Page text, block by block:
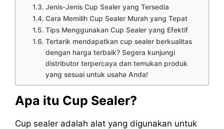
Jenis-Jenis Cup Sealer yang Tersedia
Cara Memilih Cup Sealer Murah yang Tepat
Tips Menggunakan Cup Sealer yang Efektif
Tertarik mendapatkan cup sealer berkualitas
dengan harga terbaik? Segera kunjungi
distributor terpercaya dan temukan produk
yang sesuai untuk usaha Anda!
Apa itu Cup Sealer?
Cup sealer adalah alat yang digunakan untuk